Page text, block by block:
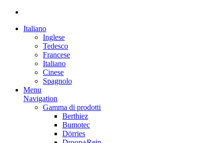
Italiano
Inglese
Tedesco
Francese
Italiano
Cinese
Spagnolo
Menu
Navigation
Gamma di prodotti
Berthiez
Bumotec
Dörries